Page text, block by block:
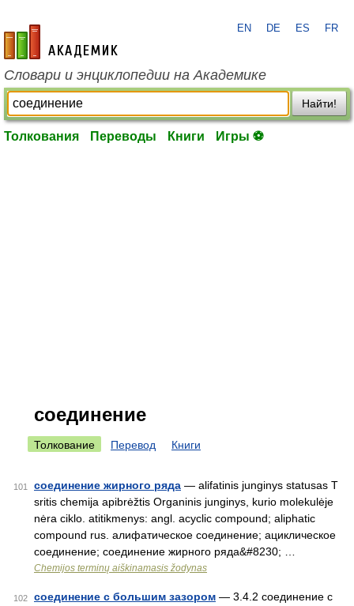
academic.ru
EN DE ES FR
Словари и энциклопедии на Академике
Найти!
Толкования Переводы Книги Игры ⚽
соединение
Толкование Перевод Книги
101 соединение жирного ряда — alifatinis junginys statusas T
sritis chemija apibrėžtis Organinis junginys, kurio molekulėje
nėra ciklo. atitikmenys: angl. acyclic compound; aliphatic
compound rus. алифатическое соединение; ациклическое
соединение; соединение жирного ряда&#8230; …
Chemijos terminų aiškinamasis žodynas
102 соединение с большим зазором — 3.4.2 соединение с